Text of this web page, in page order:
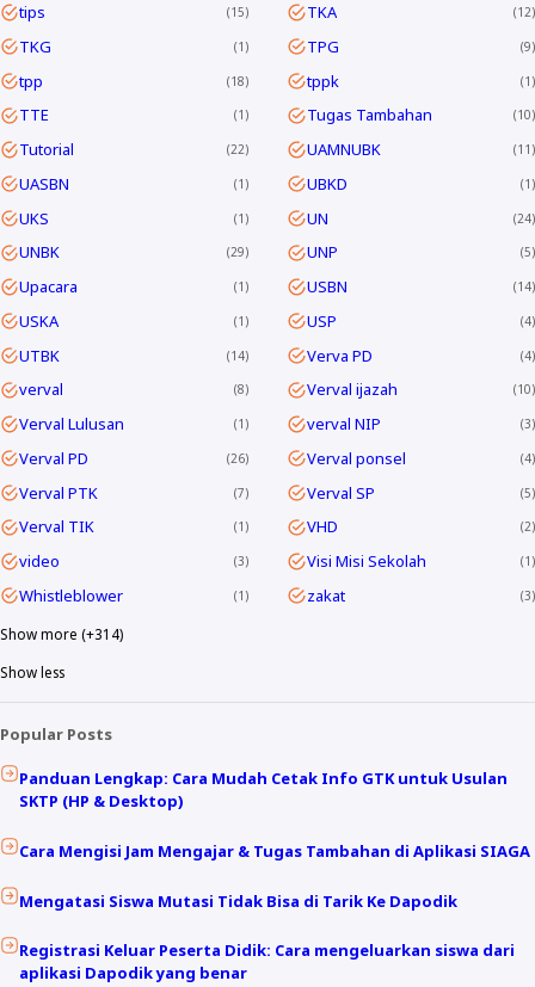
tips 15 TKA 12
TKG 1 TPG 9
tpp 18 tppk 1
TTE 1 Tugas Tambahan 10
Tutorial 22 UAMNUBK 11
UASBN 1 UBKD 1
UKS 1 UN 24
UNBK 29 UNP 5
Upacara 1 USBN 14
USKA 1 USP 4
UTBK 14 Verva PD 4
verval 8 Verval ijazah 10
Verval Lulusan 1 verval NIP 3
Verval PD 26 Verval ponsel 4
Verval PTK 7 Verval SP 5
Verval TIK 1 VHD 2
video 3 Visi Misi Sekolah 1
Whistleblower 1 zakat 3
Show more (+314)
Show less
Popular Posts
Panduan Lengkap: Cara Mudah Cetak Info GTK untuk Usulan
SKTP (HP & Desktop)
Cara Mengisi Jam Mengajar & Tugas Tambahan di Aplikasi SIAGA
Mengatasi Siswa Mutasi Tidak Bisa di Tarik Ke Dapodik
Registrasi Keluar Peserta Didik: Cara mengeluarkan siswa dari
aplikasi Dapodik yang benar